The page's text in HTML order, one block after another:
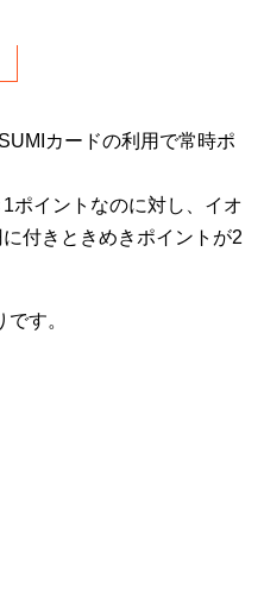
カードの利用で常時ポ
ポイントなのに対し、イオ
付きときめきポイントが2
す。